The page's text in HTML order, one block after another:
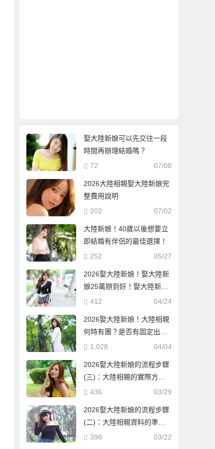
娶大陸新娘可以先交往一段
時間再辦理結婚嗎？
07/08
72
2026大陸相親娶大陸新娘完
整費用說明
07/02
202
大陸新娘！40歲以後想要立
即結婚有伴侶的最佳選擇！
05/27
252
2026娶大陸新娘！娶大陸新
娘25萬辦到好！娶大陸新娘
隨便也要60萬！到底差在哪
04/24
412
2026娶大陸新娘！大陸相親
何時有團？是否有固定出團
日期？
04/04
1,028
2026娶大陸新娘的流程步驟
(三)：大陸相親的實際方式
與流程！
03/29
436
2026娶大陸新娘的流程步驟
(二)：大陸相親資料的準備
與報名確認！
03/22
398